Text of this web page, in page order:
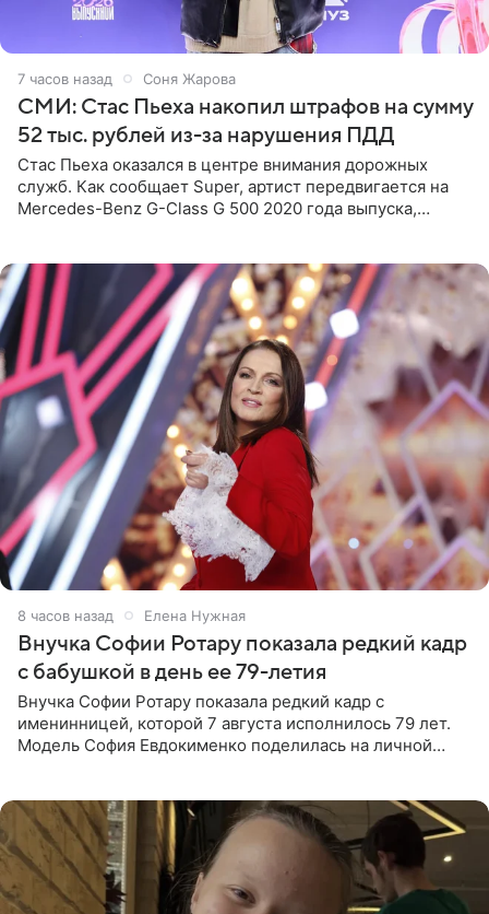
8 часов назад Соня Жарова
СМИ: Стас Пьеха накопил штрафов на сумму
52 тыс. рублей из-за нарушения ПДД
Стас Пьеха оказался в центре внимания дорожных
служб. Как сообщает Super, артист передвигается на
Mercedes-Benz G-Class G 500 2020 года выпуска,
8 часов назад Елена Нужная
Внучка Софии Ротару показала редкий кадр
с бабушкой в день ее 79-летия
Внучка Софии Ротару показала редкий кадр с
именинницей, которой 7 августа исполнилось 79 лет.
Модель София Евдокименко поделилась на личной